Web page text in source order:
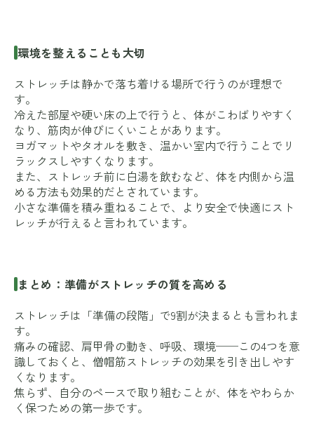
環境を整えることも大切
ストレッチは静かで落ち着ける場所で行うのが理想で
す。
冷えた部屋や硬い床の上で行うと、体がこわばりやすく
なり、筋肉が伸びにくいことがあります。
ヨガマットやタオルを敷き、温かい室内で行うことでリ
ラックスしやすくなります。
また、ストレッチ前に白湯を飲むなど、体を内側から温
める方法も効果的だとされています。
小さな準備を積み重ねることで、より安全で快適にスト
レッチが行えると言われています。
まとめ：準備がストレッチの質を高める
ストレッチは「準備の段階」で9割が決まるとも言われま
す。
痛みの確認、肩甲骨の動き、呼吸、環境──この4つを意
識しておくと、僧帽筋ストレッチの効果を引き出しやす
くなります。
焦らず、自分のペースで取り組むことが、体をやわらか
く保つための第一歩です。